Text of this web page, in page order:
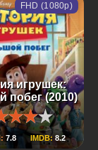
игрушек:
побег (2010)
7.8 IMDB: 8.2
FHD (1080p)